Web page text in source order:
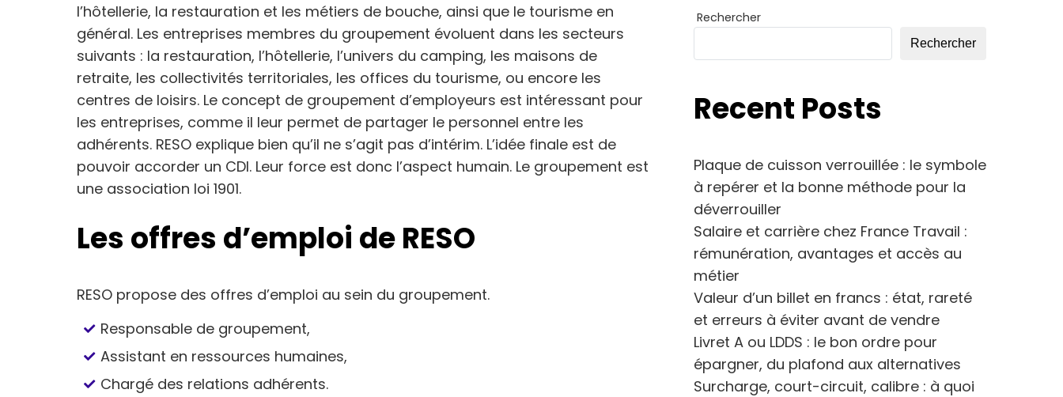
l’hôtellerie, la restauration et les métiers de bouche, ainsi que le tourisme en
général. Les entreprises membres du groupement évoluent dans les secteurs
suivants : la restauration, l’hôtellerie, l’univers du camping, les maisons de
retraite, les collectivités territoriales, les offices du tourisme, ou encore les
centres de loisirs. Le concept de groupement d’employeurs est intéressant pour
les entreprises, comme il leur permet de partager le personnel entre les
adhérents. RESO explique bien qu’il ne s’agit pas d’intérim. L’idée finale est de
pouvoir accorder un CDI. Leur force est donc l’aspect humain. Le groupement est
une association loi 1901.
Les offres d’emploi de RESO
RESO propose des offres d’emploi au sein du groupement.
Responsable de groupement,
Assistant en ressources humaines,
Chargé des relations adhérents.
Rechercher
Rechercher
Recent Posts
Plaque de cuisson verrouillée : le symbole
à repérer et la bonne méthode pour la
déverrouiller
Salaire et carrière chez France Travail :
rémunération, avantages et accès au
métier
Valeur d’un billet en francs : état, rareté
et erreurs à éviter avant de vendre
Livret A ou LDDS : le bon ordre pour
épargner, du plafond aux alternatives
Surcharge, court-circuit, calibre : à quoi